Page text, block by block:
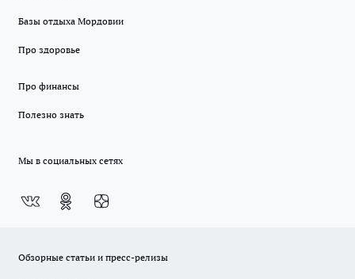
Базы отдыха Мордовии
Про здоровье
Про финансы
Полезно знать
Мы в социальных сетях
Обзорные статьи и пресс-релизы